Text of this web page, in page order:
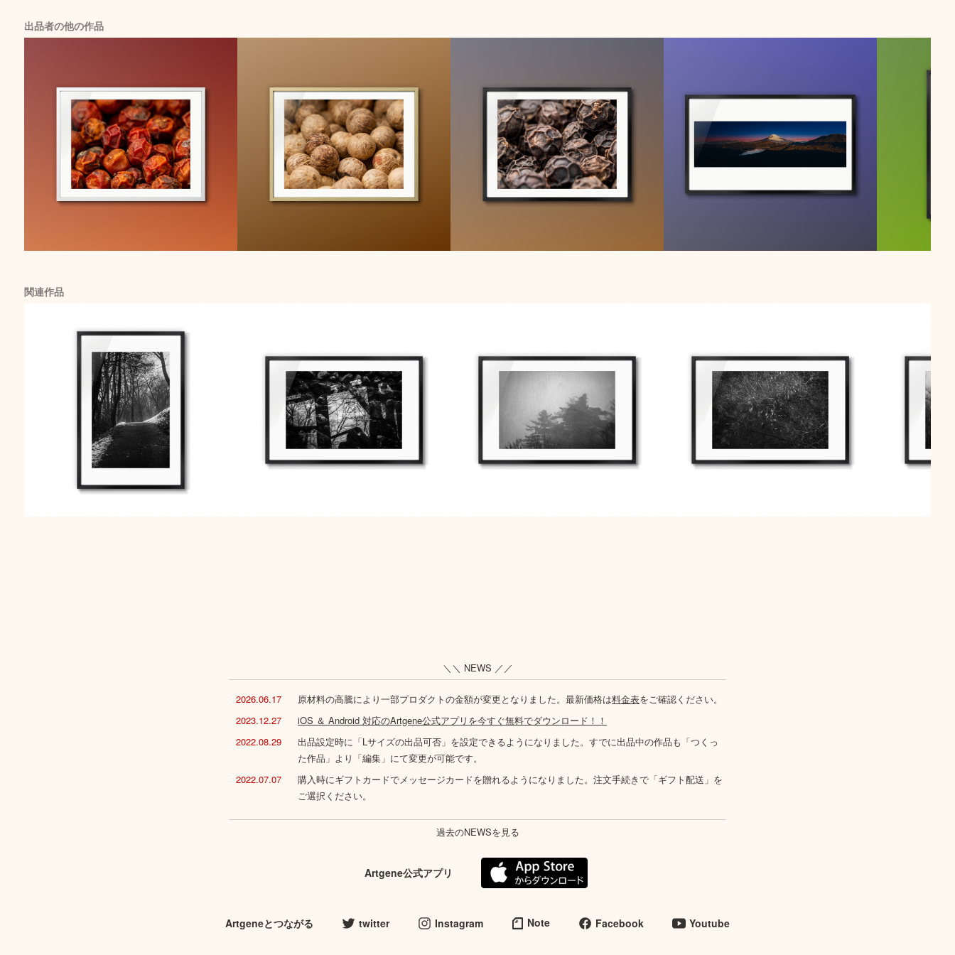
出品者の他の作品
関連作品
＼＼ NEWS ／／
2026.06.17 原材料の高騰により一部プロダクトの金額が変更となりました。最新価格は料金表をご確認ください。
2023.12.27
iOS ＆ Android 対応のArtgene公式アプリを今すぐ無料でダウンロード！！
2022.08.29
出品設定時に「Lサイズの出品可否」を設定できるようになりました。すでに出品中の作品も「つくっ
た作品」より「編集」にて変更が可能です。
2022.07.07
購入時にギフトカードでメッセージカードを贈れるようになりました。注文手続きで「ギフト配送」を
ご選択ください。
過去のNEWSを見る
Artgene公式アプリ
Artgeneとつながる twitter Instagram Note Facebook Youtube